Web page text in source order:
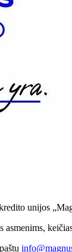
unijos
asmenims,